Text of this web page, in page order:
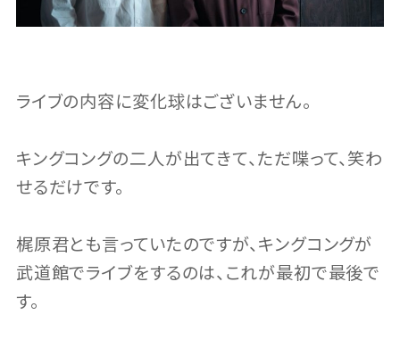
ライブの内容に変化球はございません。
キングコングの二人が出てきて、ただ喋って、笑わ
せるだけです。
梶原君とも言っていたのですが、キングコングが
武道館でライブをするのは、これが最初で最後で
す。